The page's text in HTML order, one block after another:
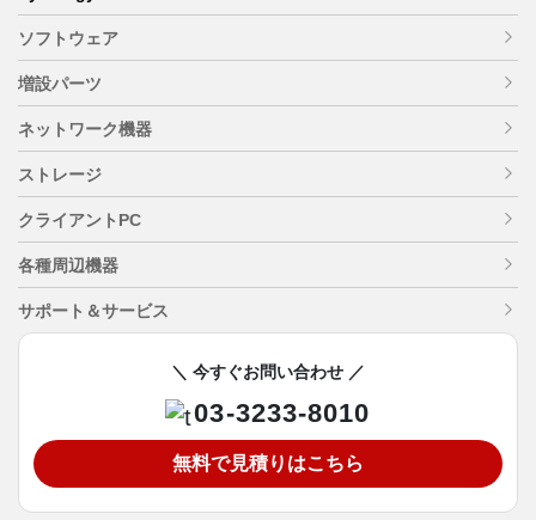
ソフトウェア
増設パーツ
ネットワーク機器
ストレージ
クライアントPC
各種周辺機器
サポート＆サービス
＼ 今すぐお問い合わせ ／
03-3233-8010
無料で見積りはこちら